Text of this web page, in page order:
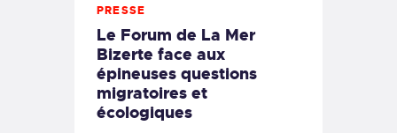
PRESSE
Le Forum de La Mer
Bizerte face aux
épineuses questions
migratoires et
écologiques